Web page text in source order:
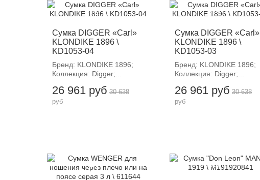
Сумка DIGGER «Carl»
KLONDIKE 1896 \
KD1053-04
Бренд: KLONDIKE 1896;
Коллекция: Digger;...
26 961 руб
-12%
30 638
руб
Сумка DIGGER «Carl»
KLONDIKE 1896 \
KD1053-03
Бренд: KLONDIKE 1896;
Коллекция: Digger;...
26 961 руб
-12%
30 638
руб
-12%